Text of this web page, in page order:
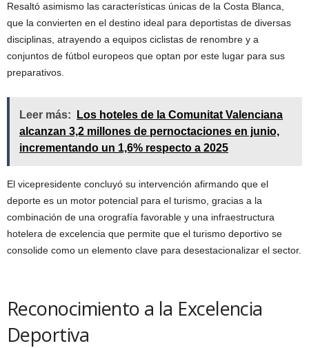
Resaltó asimismo las características únicas de la Costa Blanca,
que la convierten en el destino ideal para deportistas de diversas
disciplinas, atrayendo a equipos ciclistas de renombre y a
conjuntos de fútbol europeos que optan por este lugar para sus
preparativos.
Leer más:
Los hoteles de la Comunitat Valenciana
alcanzan 3,2 millones de pernoctaciones en junio,
incrementando un 1,6% respecto a 2025
El vicepresidente concluyó su intervención afirmando que el
deporte es un motor potencial para el turismo, gracias a la
combinación de una orografía favorable y una infraestructura
hotelera de excelencia que permite que el turismo deportivo se
consolide como un elemento clave para desestacionalizar el sector.
Reconocimiento a la Excelencia
Deportiva